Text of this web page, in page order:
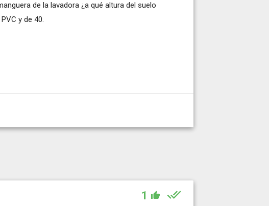
de la lavadora ¿a qué altura del suelo
y de 40.
1